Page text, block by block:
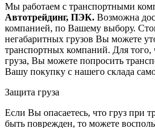
Мы работаем с транспортными
Автотрейдинг, ПЭК. Возможна
компанией, по Вашему выбору.
негабаритных грузов Вы можете
транспортных компаний. Для того,
груза, Вы можете попросить
Вашу покупку с нашего склада
Защита груза
Если Вы опасаетесь, что груз при
быть поврежден, то можете